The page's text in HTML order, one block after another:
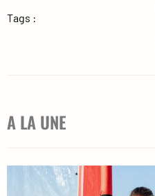
Tags :
A LA UNE